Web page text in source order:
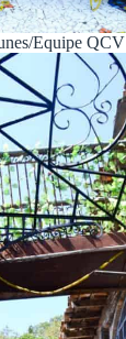
Equipe QCV